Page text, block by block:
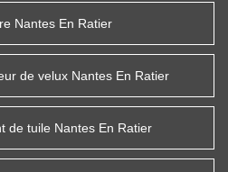
Nantes En Ratier
de velux Nantes En Ratier
de tuile Nantes En Ratier